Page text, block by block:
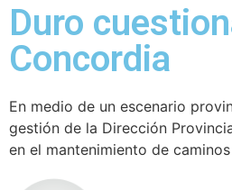
Duro
Concordia
En medio de un escenario
gestión de la Dirección
en el mantenimiento de